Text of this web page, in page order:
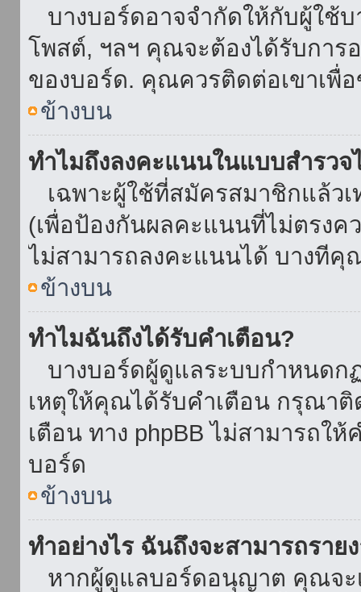
บางบอร์ดอาจจำกัดให้กับผู้ใช้บ
โพสต์, ฯลฯ คุณจะต้องได้รับการ
ของบอร์ด. คุณควรติดต่อเขาเพื่
ข้างบน
ทำไมถึงลงคะแนนในแบบสำรวจ
เฉพาะผู้ใช้ที่สมัครสมาชิกแล้ว
(เพื่อป้องกันผลคะแนนที่ไม่ตรง
ไม่สามารถลงคะแนนได้ บางที
ข้างบน
ทำไมฉันถึงได้รับคำเตือน?
บางบอร์ดผู้ดูแลระบบกำหนดก
เหตุให้คุณได้รับคำเตือน กรุณา
เตือน ทาง phpBB ไม่สามารถใ
บอร์ด
ข้างบน
ทำอย่างไร ฉันถึงจะสามารถรา
หากผู้ดูแลบอร์ดอนุญาต คุณจะ